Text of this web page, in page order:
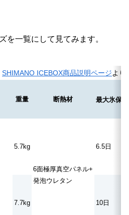
を一覧にして見てみます。
SHIMANO ICEBOX商品説明ページより
重量 断熱材 最大氷保
5.7kg
6面極厚真空パネル+
発泡ウレタン
6.5日
7.7kg 10日